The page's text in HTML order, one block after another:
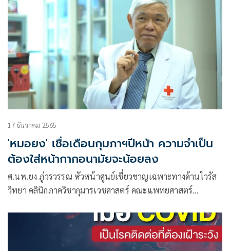
ใส่หน้ากากอนามัยเพื่อป้องกันการแพร่กระจายโรค
17 ธันวาคม 2565
'หมอยง' เชื่อเดือนกุมภาฯปีหน้า ความจำเป็น
ต้องใส่หน้ากากอนามัยจะน้อยลง
ศ.นพ.ยง ภู่วรวรรณ หัวหน้าศูนย์เชี่ยวชาญเฉพาะทางด้านไวรัส
วิทยา คลินิกภาควิชากุมารเวชศาสตร์ คณะแพทยศาสตร์